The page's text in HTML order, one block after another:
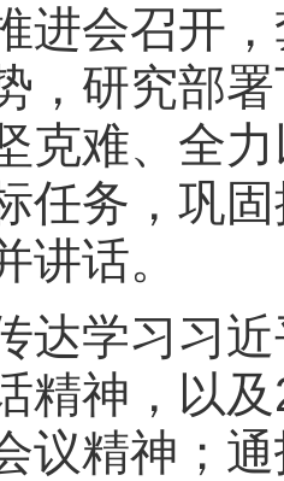
进会召开
，研究部
克难、全
任务，巩
讲话。
学习习近
精神，以
议精神；